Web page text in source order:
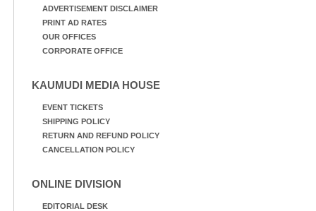
ADVERTISEMENT DISCLAIMER
PRINT AD RATES
OUR OFFICES
CORPORATE OFFICE
KAUMUDI MEDIA HOUSE
EVENT TICKETS
SHIPPING POLICY
RETURN AND REFUND POLICY
CANCELLATION POLICY
ONLINE DIVISION
EDITORIAL DESK